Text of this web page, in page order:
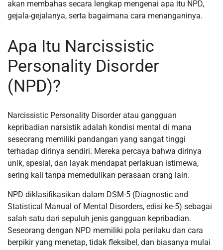
akan membahas secara lengkap mengenai apa itu NPD,
gejala-gejalanya, serta bagaimana cara menanganinya.
Apa Itu Narcissistic
Personality Disorder
(NPD)?
Narcissistic Personality Disorder atau gangguan
kepribadian narsistik adalah kondisi mental di mana
seseorang memiliki pandangan yang sangat tinggi
terhadap dirinya sendiri. Mereka percaya bahwa dirinya
unik, spesial, dan layak mendapat perlakuan istimewa,
sering kali tanpa memedulikan perasaan orang lain.
NPD diklasifikasikan dalam DSM-5 (Diagnostic and
Statistical Manual of Mental Disorders, edisi ke-5) sebagai
salah satu dari sepuluh jenis gangguan kepribadian.
Seseorang dengan NPD memiliki pola perilaku dan cara
berpikir yang menetap, tidak fleksibel, dan biasanya mulai